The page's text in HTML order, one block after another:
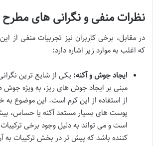
نظرات منفی و نگرانی های
در مقابل، برخی کاربران نیز تجربیات منفی از
که اغلب به موارد زیر اشاره دارد:
ایجاد جوش و آکنه: یکی از شایع ترین
مبنی بر ایجاد جوش های ریز، به ویژه
از استفاده از این کرم است. این موضوع به
پوست های بسیار مستعد آکنه یا حساس،
است و می تواند به دلیل وجود برخی
کننده باشد که پیش تر در بخش ترکیبات به